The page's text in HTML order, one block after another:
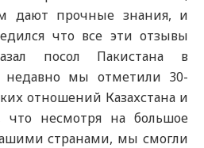
дают прочные знания, и
что все эти отзывы
посол Пакистана в
недавно мы отметили 30-
отношений Казахстана и
что несмотря на большое
странами, мы смогли